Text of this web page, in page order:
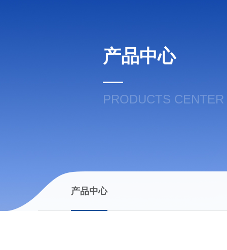
产品中心
PRODUCTS CENTER
产品中心